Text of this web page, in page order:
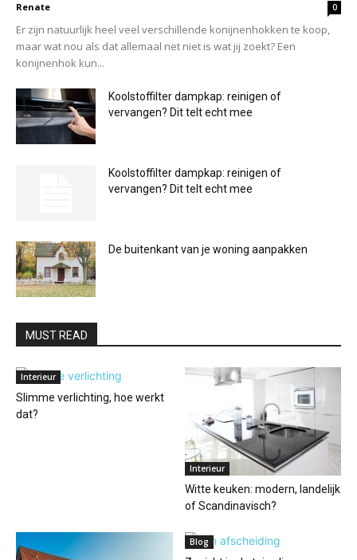
Renate 0
Er zijn natuurlijk heel veel verschillende konijnenhokken te koop,
maar wat nou als dat allemaal net niet is wat jij zoekt? Een
konijnenhok kun...
Koolstoffilter dampkap: reinigen of
vervangen? Dit telt echt mee
Koolstoffilter dampkap: reinigen of
vervangen? Dit telt echt mee
De buitenkant van je woning aanpakken
MUST READ
Interieur
Slimme verlichting, hoe werkt
dat?
Interieur
Witte keuken: modern, landelijk
of Scandinavisch?
Blog